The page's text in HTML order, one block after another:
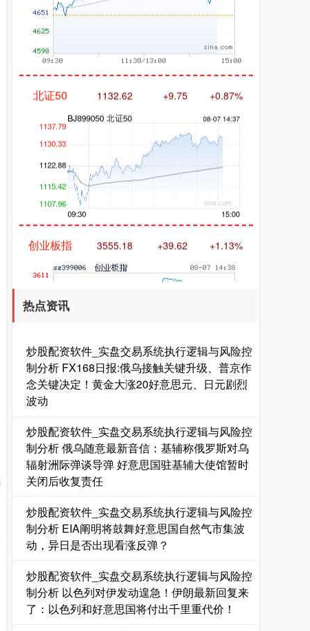
北证50 1132.62 +9.75 +0.87%
创业板指 3555.18 +39.62 +1.13%
基金指数 7239.96 +10.16 +0.14%
国债指数 229.69 +0.09 +0.04%
热点资讯
炒股配资软件_实盘交易系统执行逻辑与风险控
制分析 FX168日报:俄乌接触关键升级、普京作
念关键决定！黄金大涨20好意思元、日元剧烈
波动
炒股配资软件_实盘交易系统执行逻辑与风险控
制分析 俄乌随意最新音信：基辅称俄罗斯对乌
辐射洲际弹谈导弹 好意思国驻基辅大使馆暂时
关闭后收复责任
炒股配资软件_实盘交易系统执行逻辑与风险控
制分析 EIA阐明将鼓舞好意思国自然气市集波
动，异日是否出现看涨反弹？
炒股配资软件_实盘交易系统执行逻辑与风险控
制分析 以色列对伊发动遑急！伊朗最新回复来
了：以色列和好意思国将付出千里重代价！